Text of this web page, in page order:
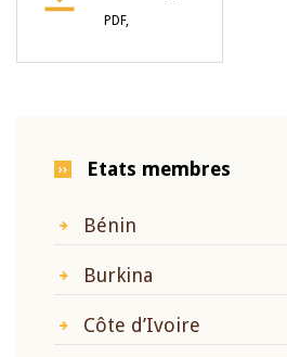
PDF,
Etats membres
Bénin
Burkina
Côte d’Ivoire